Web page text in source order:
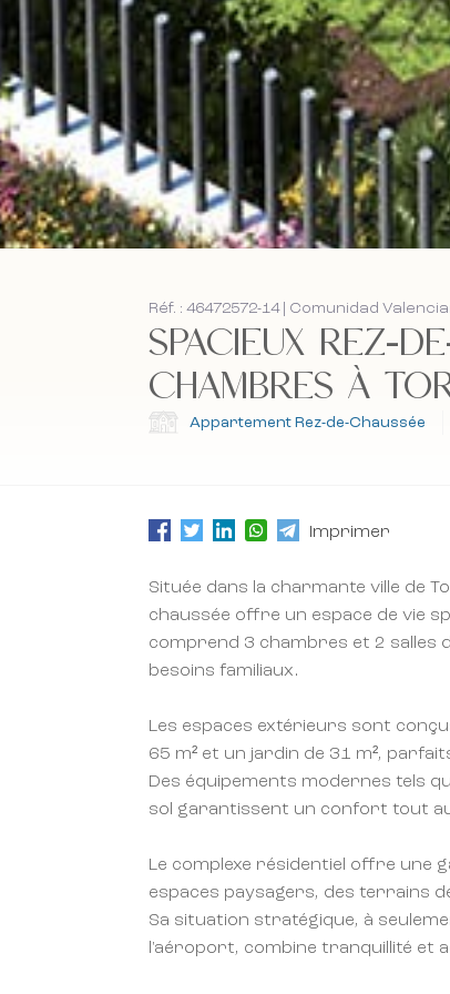
Réf. : 46472572-14 | Comunidad
SPACIEUX REZ-
CHAMBRES À
Appartement Rez-de-Chaussée
Imprimer
Située dans la charmante ville de
chaussée offre un espace de vie
comprend 3 chambres et 2 salles
besoins familiaux.
Les espaces extérieurs sont
65 m² et un jardin de 31 m²,
Des équipements modernes tels
sol garantissent un confort tout au
Le complexe résidentiel offre une
espaces paysagers, des terrains
Sa situation stratégique, à
l'aéroport, combine tranquillité et